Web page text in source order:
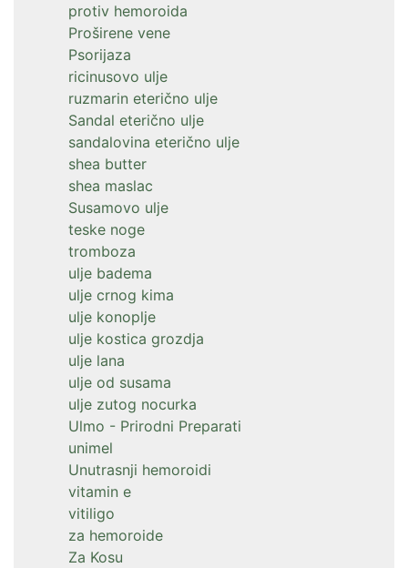
protiv hemoroida
Proširene vene
Psorijaza
ricinusovo ulje
ruzmarin eterično ulje
Sandal eterično ulje
sandalovina eterično ulje
shea butter
shea maslac
Susamovo ulje
teske noge
tromboza
ulje badema
ulje crnog kima
ulje konoplje
ulje kostica grozdja
ulje lana
ulje od susama
ulje zutog nocurka
Ulmo - Prirodni Preparati
unimel
Unutrasnji hemoroidi
vitamin e
vitiligo
za hemoroide
Za Kosu